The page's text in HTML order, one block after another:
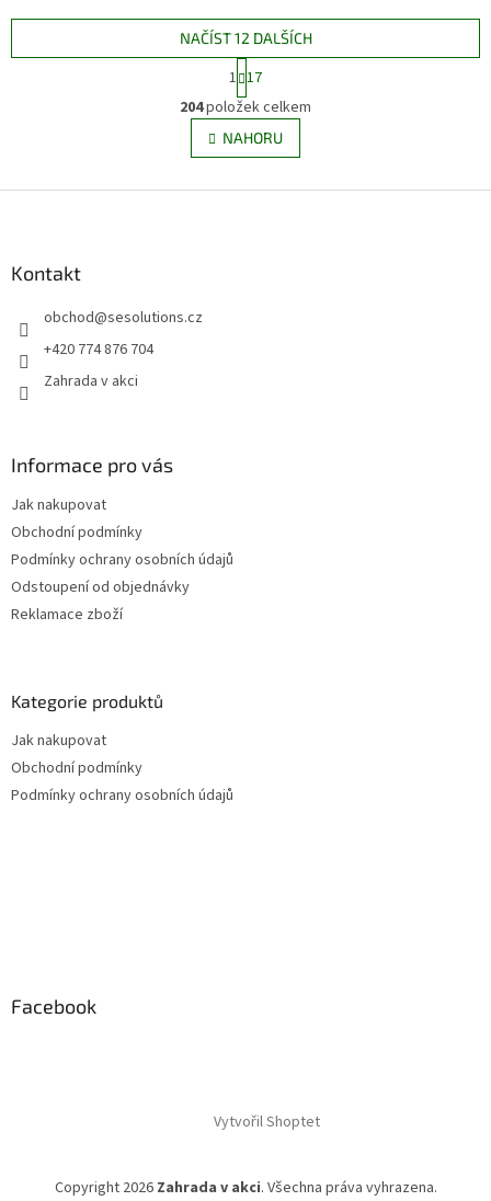
O
v
l
á
NAČÍST 12 DALŠÍCH
S
t
r
á
n
k
v
1 17
204položek celkem
NAHORU
Kontakt
obchod@sesolutions.cz
+420 774 876 704
Zahrada v akci
Informace pro vás
Jak nakupovat
Obchodní podmínky
Podmínky ochrany osobních údajů
Odstoupení od objednávky
Reklamace zboží
Kategorie produktů
Jak nakupovat
Obchodní podmínky
Podmínky ochrany osobních údajů
Facebook
Vytvořil Shoptet
Copyright 2026 Zahrada v akci. Všechna práva vyhrazena.